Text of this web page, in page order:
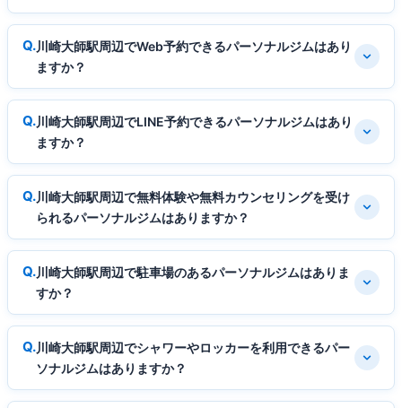
川崎大師駅周辺でWeb予約できるパーソナルジムはあり
ますか？
川崎大師駅周辺でLINE予約できるパーソナルジムはあり
ますか？
川崎大師駅周辺で無料体験や無料カウンセリングを受け
られるパーソナルジムはありますか？
川崎大師駅周辺で駐車場のあるパーソナルジムはありま
すか？
川崎大師駅周辺でシャワーやロッカーを利用できるパー
ソナルジムはありますか？